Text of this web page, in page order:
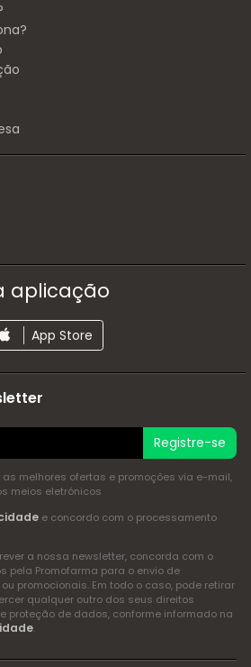
aplicação
App Store
Registre-se
melhores ofertas e promoções via e-mail,
meios eletrónicos
e concordo com o processamento
a nossa newsletter, concorda com o
pela Promofarma para o envio de
promocionais. Em todo o caso, pode retirar
qualquer outro dos seus direitos
proteção de dados, conforme informado na
.